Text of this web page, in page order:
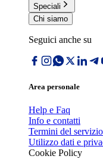
Speciali
Chi siamo
Seguici anche su
Area personale
Help e Faq
Info e contatti
Termini del servizio
Utilizzo dati e
Cookie Policy